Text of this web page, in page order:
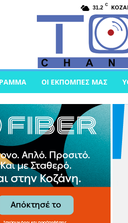
31.2 C
ΟΙ ΕΚΠΟΜΠΈΣ ΜΑΣ